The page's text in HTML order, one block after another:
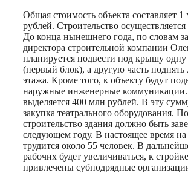
Общая стоимость объекта составляет
рублей. Строительство осуществляется
До конца нынешнего года, по словам
директора строительной компании
планируется подвести под крышу одну
(первый блок), а другую часть поднять
этажа. Кроме того, к объекту будут
наружные инженерные коммуникации.
выделяется 400 млн рублей. В эту
закупка театрального оборудования.
строительство здания должно быть
следующем году. В настоящее время на
трудится около 55 человек. В
рабочих будет увеличиваться, к
привлечены субподрядные